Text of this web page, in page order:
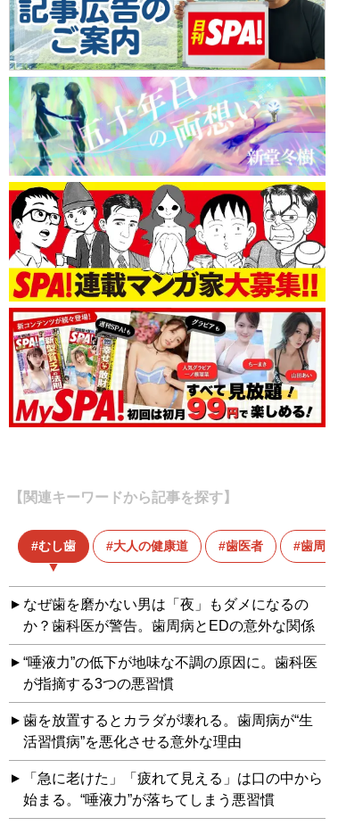
【関連キーワードから記事を探す】
むし歯 大人の健康道 歯医者 歯周病
なぜ歯を磨かない男は「夜」もダメになるの
か？歯科医が警告。歯周病とEDの意外な関係
“唾液力”の低下が地味な不調の原因に。歯科医
が指摘する3つの悪習慣
歯を放置するとカラダが壊れる。歯周病が“生
活習慣病”を悪化させる意外な理由
「急に老けた」「疲れて見える」は口の中から
始まる。“唾液力”が落ちてしまう悪習慣